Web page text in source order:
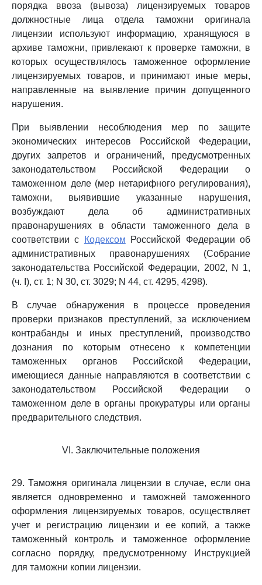
порядка ввоза (вывоза) лицензируемых товаров
должностные лица отдела таможни оригинала
лицензии используют информацию, хранящуюся в
архиве таможни, привлекают к проверке таможни, в
которых осуществлялось таможенное оформление
лицензируемых товаров, и принимают иные меры,
направленные на выявление причин допущенного
нарушения.
При выявлении несоблюдения мер по защите
экономических интересов Российской Федерации,
других запретов и ограничений, предусмотренных
законодательством Российской Федерации о
таможенном деле (мер нетарифного регулирования),
таможни, выявившие указанные нарушения,
возбуждают дела об административных
правонарушениях в области таможенного дела в
соответствии с
Кодексом Российской Федерации об
административных правонарушениях (Собрание
законодательства Российской Федерации, 2002, N 1,
(ч. I), ст. 1; N 30, ст. 3029; N 44, ст. 4295, 4298).
В случае обнаружения в процессе проведения
проверки признаков преступлений, за исключением
контрабанды и иных преступлений, производство
дознания по которым отнесено к компетенции
таможенных органов Российской Федерации,
имеющиеся данные направляются в соответствии с
законодательством Российской Федерации о
таможенном деле в органы прокуратуры или органы
предварительного следствия.
VI. Заключительные положения
29. Таможня оригинала лицензии в случае, если она
является одновременно и таможней таможенного
оформления лицензируемых товаров, осуществляет
учет и регистрацию лицензии и ее копий, а также
таможенный контроль и таможенное оформление
согласно порядку, предусмотренному Инструкцией
для таможни копии лицензии.